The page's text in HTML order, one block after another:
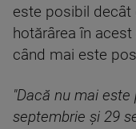
este posibil decât
hotărârea în
când mai este
"Dacă nu mai
septembrie şi 29